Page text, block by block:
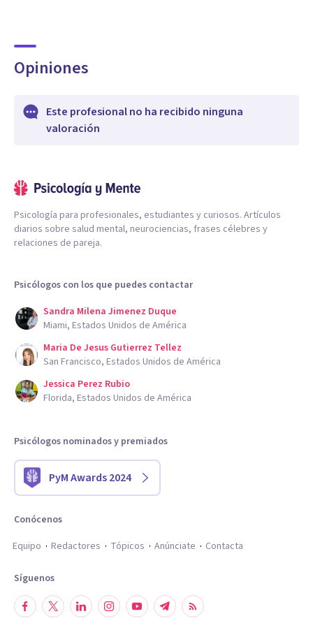
Opiniones
Este profesional no ha recibido ninguna
valoración
Psicología para profesionales, estudiantes y curiosos. Artículos
diarios sobre salud mental, neurociencias, frases célebres y
relaciones de pareja.
Psicólogos con los que puedes contactar
Sandra Milena Jimenez Duque
Miami, Estados Unidos de América
Maria De Jesus Gutierrez Tellez
San Francisco, Estados Unidos de América
Jessica Perez Rubio
Florida, Estados Unidos de América
Psicólogos nominados y premiados
PyM Awards 2024
Conócenos
Equipo
Redactores Tópicos Anúnciate Contacta
Síguenos